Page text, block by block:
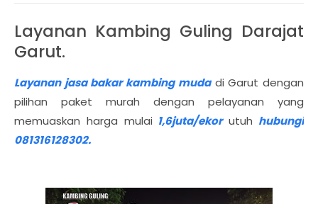
Layanan Kambing Guling Darajat
Garut.
Layanan jasa bakar kambing mudadi Garut dengan
pilihan paket murah dengan pelayanan yang
memuaskan harga mulai 1,6juta/ekorutuh hubungi
081316128302.